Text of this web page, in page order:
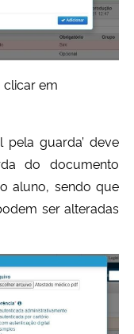
em
pela guarda’ deve
do documento
aluno, sendo que
ser alteradas